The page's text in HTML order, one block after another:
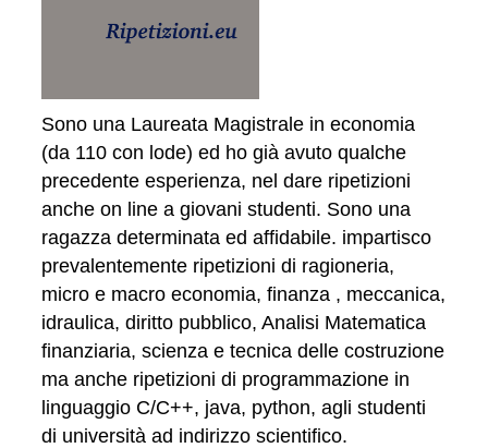
Sono una Laureata Magistrale in economia
(da 110 con lode) ed ho già avuto qualche
precedente esperienza, nel dare ripetizioni
anche on line a giovani studenti. Sono una
ragazza determinata ed affidabile. impartisco
prevalentemente ripetizioni di ragioneria,
micro e macro economia, finanza , meccanica,
idraulica, diritto pubblico, Analisi Matematica
finanziaria, scienza e tecnica delle costruzione
ma anche ripetizioni di programmazione in
linguaggio C/C++, java, python, agli studenti
di università ad indirizzo scientifico.